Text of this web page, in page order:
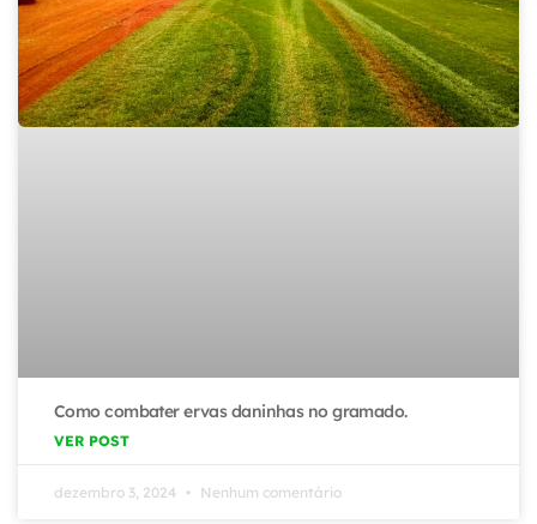
Como combater ervas daninhas no gramado.
VER POST
dezembro 3, 2024 Nenhum comentário